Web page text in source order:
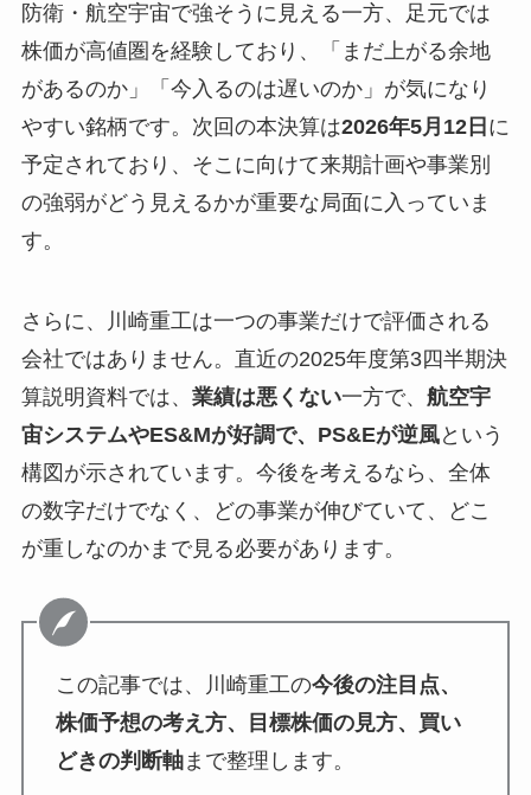
防衛・航空宇宙で強そうに見える一方、足元では
株価が高値圏を経験しており、「まだ上がる余地
があるのか」「今入るのは遅いのか」が気になり
やすい銘柄です。次回の本決算は2026年5月12日 に
予定されており、そこに向けて来期計画や事業別
の強弱がどう見えるかが重要な局面に入っていま
す。
さらに、川崎重工は一つの事業だけで評価される
会社ではありません。直近の2025年度第3四半期決
算説明資料では、 業績は悪くない一方で、 航空宇
宙システムやES&Mが好調で、PS&Eが逆風という
構図が示されています。今後を考えるなら、全体
の数字だけでなく、どの事業が伸びていて、どこ
が重しなのかまで見る必要があります。
この記事では、川崎重工の今後の注目点、
株価予想の考え方、目標株価の見方、買い
どきの判断軸まで整理します。